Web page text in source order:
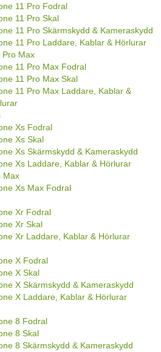
11 Pro Fodral
11 Pro Skal
11 Pro Skärmskydd & Kameraskydd
11 Pro Laddare, Kablar & Hörlurar
Pro Max
11 Pro Max Fodral
11 Pro Max Skal
11 Pro Max Laddare, Kablar &
Xs Fodral
Xs Skal
Xs Skärmskydd & Kameraskydd
Xs Laddare, Kablar & Hörlurar
Max
Xs Max Fodral
Xr Fodral
Xr Skal
Xr Laddare, Kablar & Hörlurar
X Fodral
X Skal
X Skärmskydd & Kameraskydd
X Laddare, Kablar & Hörlurar
8 Fodral
8 Skal
8 Skärmskydd & Kameraskydd